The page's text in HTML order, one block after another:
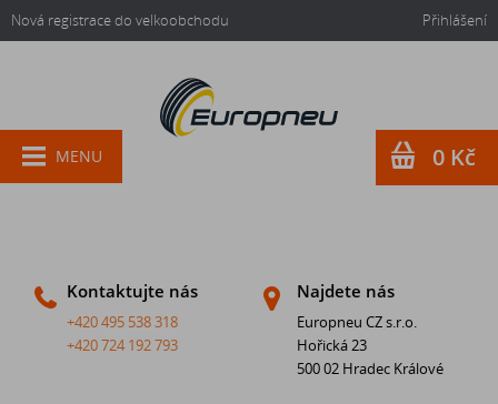
Nová registrace do velkoobchodu Přihlášení
Kontaktujte nás
+420 495 538 318
+420 724 192 793
Najdete nás
Europneu CZ s.r.o.
Hořická 23
500 02 Hradec Králové
MENU 0 Kč